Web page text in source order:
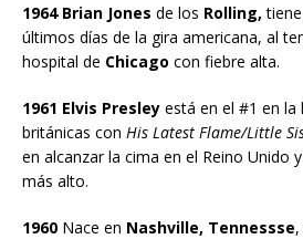
1964 Brian Jones de los Rolling,
últimos días de la gira americana, al
hospital de Chicago con fiebre alta.
1961 Elvis Presley está en el #1 en la
británicas con His Latest Flame/Little
en alcanzar la cima en el Reino Unido
más alto.
1960 Nace en Nashville, Tennessse